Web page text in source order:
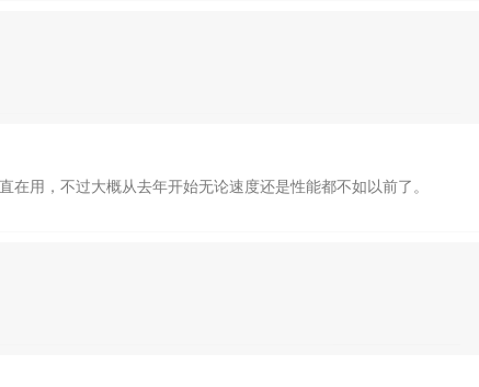
在用，不过大概从去年开始无论速度还是性能都不如以前了。